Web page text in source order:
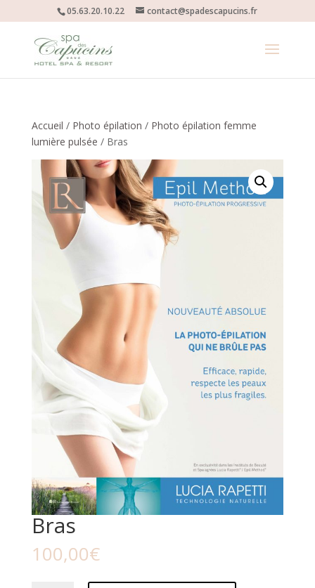
05.63.20.10.22 contact@spadescapucins.fr
Accueil / Photo épilation / Photo épilation femme
lumière pulsée / Bras
Bras
100,00€